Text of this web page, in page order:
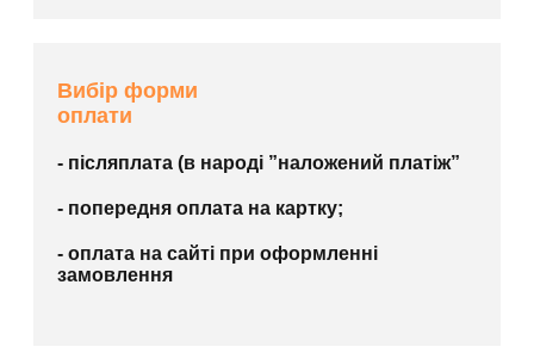
Вибір форми
оплати
- післяплата (в народі ”наложений платіж”
- попередня оплата на картку;
- оплата на сайті при оформленні
замовлення